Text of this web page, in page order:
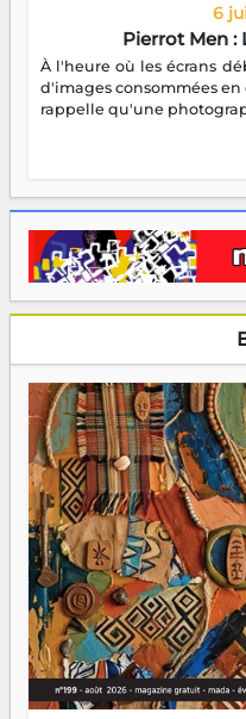
6
Pierrot Men :
À l'heure où les écrans
d'images consommées
rappelle qu'une